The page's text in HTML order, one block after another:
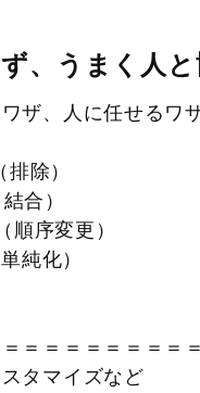
、うまく人
ザ、人に任せるワ
排除）
合）
順序変更）
純化）
＝＝＝＝＝＝＝
タマイズなど